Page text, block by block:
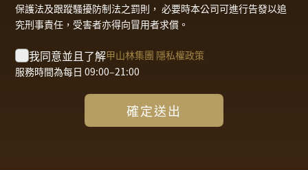
保護法及跟蹤騷擾防制法之罰則， 必要時本公司可進行告發以追
究刑事責任，受害者亦得向冒用者求償。
我同意並且了解甲山林集團 隱私權政策
服務時間為每日 09:00–21:00
確定送出